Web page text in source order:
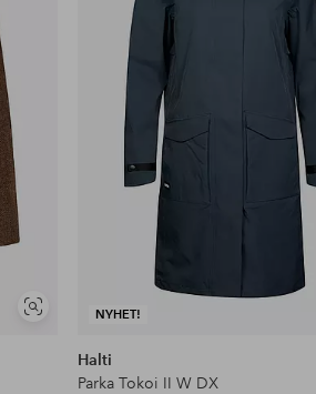
Vis
NYHET!
Halti
Parka Tokoi II W DX